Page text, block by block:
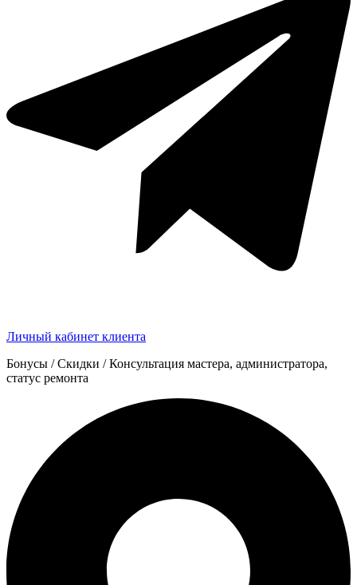
Личный кабинет клиента
Бонусы / Скидки / Консультация мастера, администратора,
статус ремонта